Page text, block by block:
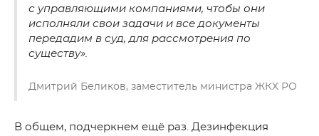
с управляющими компаниями, чтобы они
исполняли свои задачи и все документы
передадим в суд, для рассмотрения по
существу».
Дмитрий Беликов, заместитель министра ЖКХ РО
В общем, подчеркнем ещё раз. Дезинфекция